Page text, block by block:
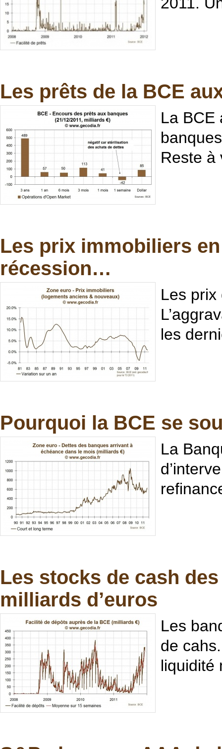
Les prêts de la BCE
La BCE
Reste à
Les prix immobiliers
récession…
Les prix
les
Pourquoi la BCE se
La
Les stocks de cash
milliards d’euros
Les
de
liquidité